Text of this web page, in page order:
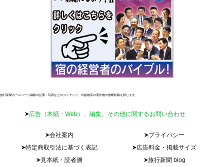
旅行新聞ホームページ掲載の記事・写真などのコンテンツ、出版物等の著作物の無断転載を禁じます。
広告（本紙・Web）、編集、その他に関するお問い合わせ
会社案内
プライバシー
特定商取引法に基づく表記
広告料金・掲載サイズ
見本紙・読者層
旅行新聞 blog